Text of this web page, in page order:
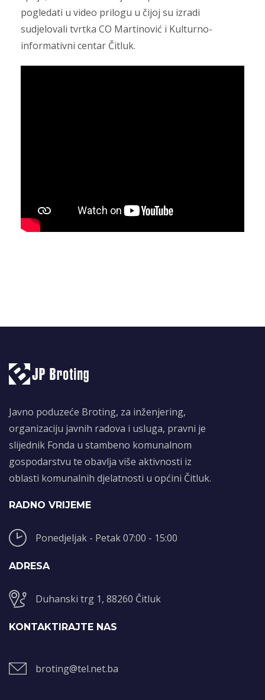
pogledati u video prilogu u čijoj su izradi
sudjelovali tvrtka CO Martinović i Kulturno-
informativni centar Čitluk.
Javno poduzeće Broting, za inženjering,
organizaciju javnih radova i usluga, pravni je
slijednik Fonda u stambeno komunalnom
gospodarstvu te obavlja više aktivnosti iz
oblasti komunalnih djelatnosti u općini Čitluk.
RADNO VRIJEME
Ponedjeljak - Petak 07:00 - 15:00
ADRESA
Duhanski trg 1, 88260 Čitluk
KONTAKTIRAJTE NAS
broting@tel.net.ba